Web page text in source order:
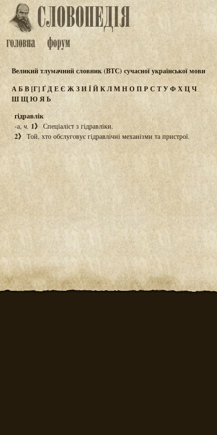
Великий тлумачний словник (ВТС) сучасної української мови
АБВ[Г] ҐДЕЄ ЖЗИЇЙКЛМНОПР СТУФХЦЧ
ШЩЮЯЬ
гідравлік
-а, ч. 1》 Спеціаліст з гідравліки.
2》 Той, хто обслуговує гідравлічні механізми та пристрої.